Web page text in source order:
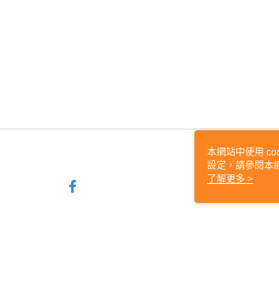
本網站中使用
設定，請參閱本
使用 cookie。
了解更多 >